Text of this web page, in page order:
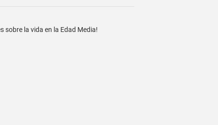
sobre la vida en la Edad Media!